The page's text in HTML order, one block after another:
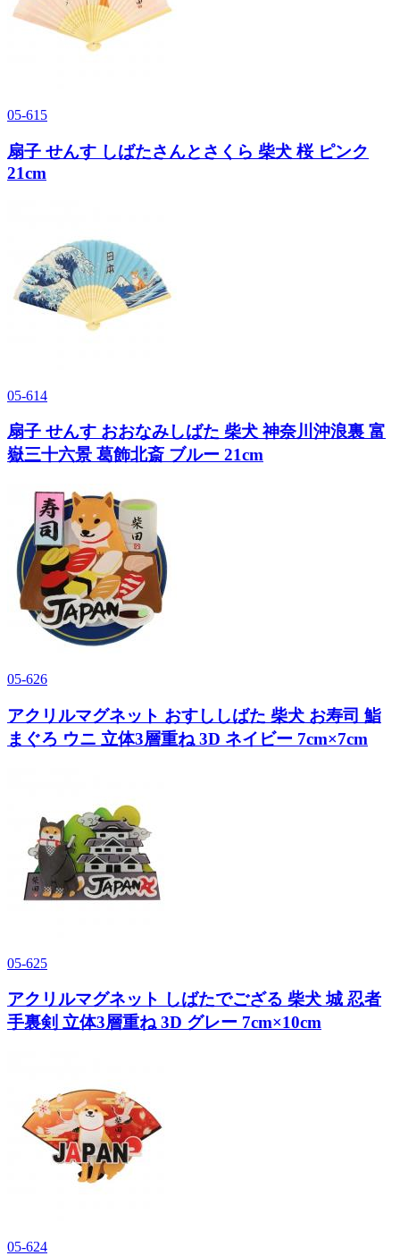
05-615
扇子 せんす しばたさんとさくら 柴犬 桜 ピンク
21cm
05-614
扇子 せんす おおなみしばた 柴犬 神奈川沖浪裏 富
嶽三十六景 葛飾北斎 ブルー 21cm
05-626
アクリルマグネット おすししばた 柴犬 お寿司 鮨
まぐろ ウニ 立体3層重ね 3D ネイビー 7cm×7cm
05-625
アクリルマグネット しばたでござる 柴犬 城 忍者
手裏剣 立体3層重ね 3D グレー 7cm×10cm
05-624